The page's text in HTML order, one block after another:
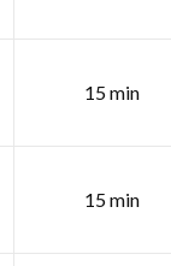
15 min
15 min